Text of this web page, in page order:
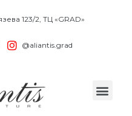
123/2, ТЦ «GRAD»
@aliantis.grad